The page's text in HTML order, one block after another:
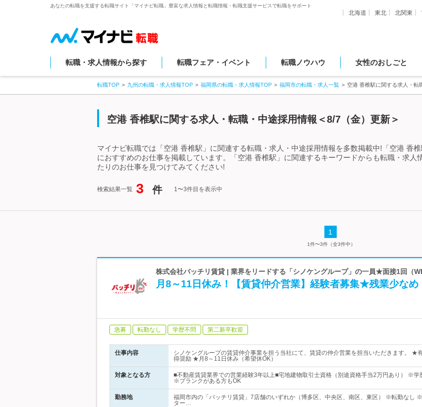
あなたの転職を支援する転職サイト「マイナビ転職」豊富な求人情報と転職情報・転職支援サービスで転職をサポート
北海道 東北 北関東
転職・求人情報から探す 転職フェア・イベント 転職ノウハウ 女性のおしごと
転職TOP 九州の転職・求人情報TOP 福岡県の転職・求人情報TOP 福岡市の転職・求人一覧 空港 香椎駅に関する求人・転
空港 香椎駅に関する求人・転職・中途採用情報＜8/7（金）更新＞
マイナビ転職では「空港 香椎駅」に関連する転職・求人・中途採用情報を多数掲載中!「空港 香
におすすめのお仕事を掲載しています。「空港 香椎駅」に関連するキーワードからも転職・求人
たりのお仕事を見つけてみてください!
検索結果一覧 3 件 1〜3件目を表示中
1
1件〜3件（全3件中）
株式会社バッチリ賃貸 | 業界をリードする「シノケングループ」の一員★面接1回（
月8～11日休み！【賃貸仲介営業】経験者募集★残業少なめ
急募 転勤なし 学歴不問 第二新卒歓迎
仕事内容
シノケングループの賃貸仲介事業を担う当社にて、賃貸の仲介営業を担当いただきます。 ★
得奨励 ★月8～11日休み（希望休OK）
対象となる方
■不動産賃貸業界での営業経験3年以上■宅地建物取引士資格（別途資格手当2万円あり） ※学
※ブランクがある方もOK
勤務地
福岡市内の「バッチリ賃貸」7店舗のいずれか（博多区、中央区、南区、東区） ※転勤なし
ター…